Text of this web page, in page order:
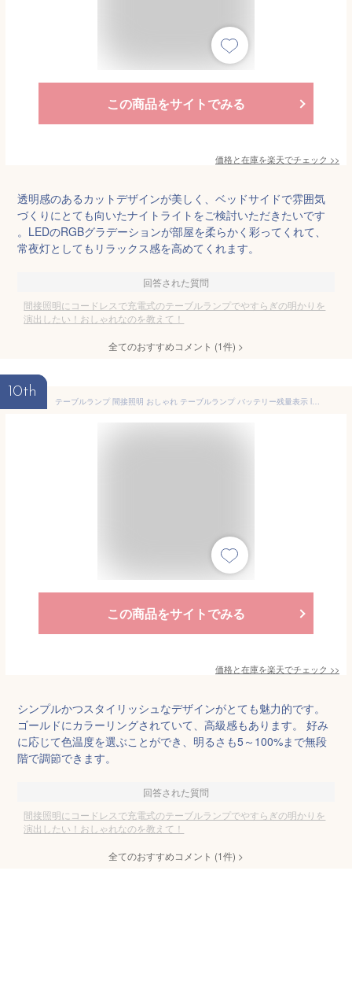
この商品をサイトでみる
価格と在庫を楽天でチェック >>
透明感のあるカットデザインが美しく、ベッドサイドで雰囲気
づくりにとても向いたナイトライトをご検討いただきたいです
。LEDのRGBグラデーションが部屋を柔らかく彩ってくれて、
常夜灯としてもリラックス感を高めてくれます。
回答された質問
間接照明にコードレスで充電式のテーブルランプでやすらぎの明かりを
演出したい！おしゃれなのを教えて！
全てのおすすめコメント (1件) >
10th
テーブルランプ 間接照明 おしゃれ テーブルランプ バッテリー残量表示 ledライト タイマー機能 4000mAh 充電式 卓上ライト 3種類色温 無段階調光 スタンド デスクライト コードレス メモリ機能 ナイトライト 授乳ライト サイドテーブ プレゼント
この商品をサイトでみる
価格と在庫を楽天でチェック >>
シンプルかつスタイリッシュなデザインがとても魅力的です。
ゴールドにカラーリングされていて、高級感もあります。 好み
に応じて色温度を選ぶことができ、明るさも5～100%まで無段
階で調節できます。
回答された質問
間接照明にコードレスで充電式のテーブルランプでやすらぎの明かりを
演出したい！おしゃれなのを教えて！
全てのおすすめコメント (1件) >